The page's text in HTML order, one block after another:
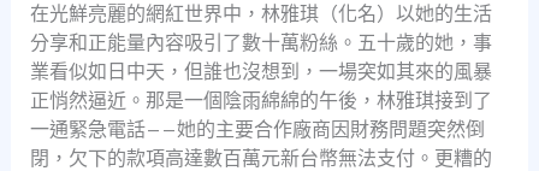
在光鮮亮麗的網紅世界中，林雅琪（化名）以她的生活
分享和正能量內容吸引了數十萬粉絲。五十歲的她，事
業看似如日中天，但誰也沒想到，一場突如其來的風暴
正悄然逼近。那是一個陰雨綿綿的午後，林雅琪接到了
一通緊急電話——她的主要合作廠商因財務問題突然倒
閉，欠下的款項高達數百萬元新台幣無法支付。更糟的